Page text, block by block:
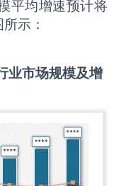
平均增速预计将
示：
业市场规模及增